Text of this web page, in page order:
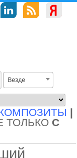
Везде
|
ТОЛЬКО С